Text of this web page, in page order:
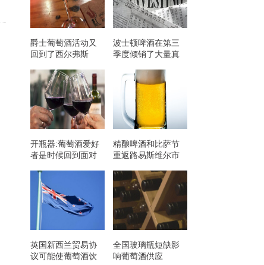
爵士葡萄酒活动又
回到了西尔弗斯
波士顿啤酒在第三
季度倾销了大量真
开瓶器:葡萄酒爱好
者是时候回到面对
精酿啤酒和比萨节
重返路易斯维尔市
益
英国新西兰贸易协
议可能使葡萄酒饮
全国玻璃瓶短缺影
响葡萄酒供应